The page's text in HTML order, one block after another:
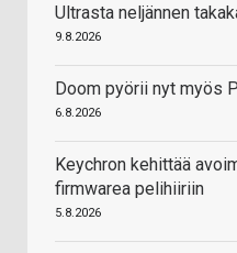
Ultrasta neljännen
9.8.2026
Doom pyörii nyt myös
6.8.2026
Keychron kehittää
firmwarea pelihiiriin
5.8.2026